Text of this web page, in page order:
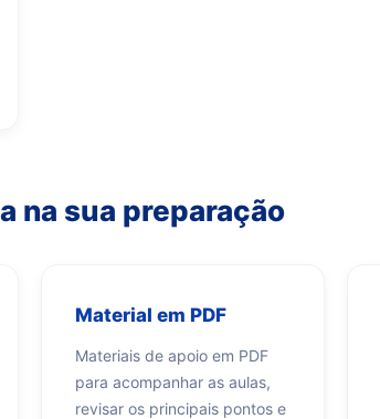
na sua preparação
Material em PDF
Materiais de apoio em PDF
para acompanhar as aulas,
revisar os principais pontos e